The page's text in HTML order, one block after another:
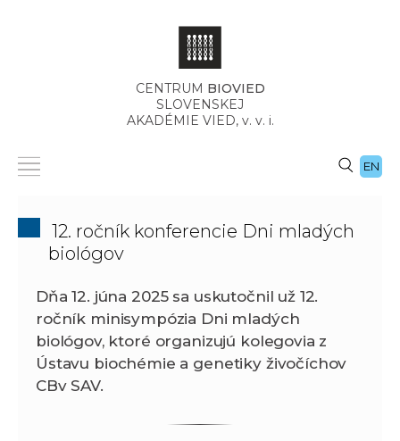
CENTRUM BIOVIED
SLOVENSKEJ
AKADÉMIE VIED, v. v. i.
EN
12. ročník konferencie Dni mladých
biológov
Dňa 12. júna 2025 sa uskutočnil už 12.
ročník minisympózia Dni mladých
biológov, ktoré organizujú kolegovia z
Ústavu biochémie a genetiky živočíchov
CBv SAV.